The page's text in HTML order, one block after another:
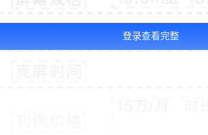
登录查看完整